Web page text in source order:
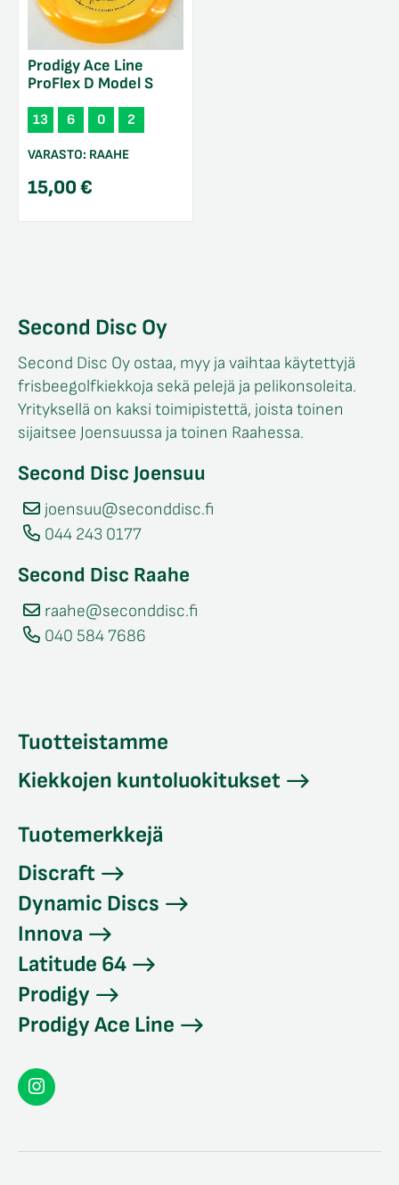
Prodigy Ace Line
ProFlex D Model S
13 6 0 2
VARASTO: RAAHE
15,00€
Second Disc Oy
Second Disc Oy ostaa, myy ja vaihtaa käytettyjä
frisbeegolfkiekkoja sekä pelejä ja pelikonsoleita.
Yrityksellä on kaksi toimipistettä, joista toinen
sijaitsee Joensuussa ja toinen Raahessa.
Second Disc Joensuu
joensuu@seconddisc.fi
044 243 0177
Second Disc Raahe
raahe@seconddisc.fi
040 584 7686
Tuotteistamme
Kiekkojen kuntoluokitukset
Tuotemerkkejä
Discraft
Dynamic Discs
Innova
Latitude 64
Prodigy
Prodigy Ace Line
Seconddisc